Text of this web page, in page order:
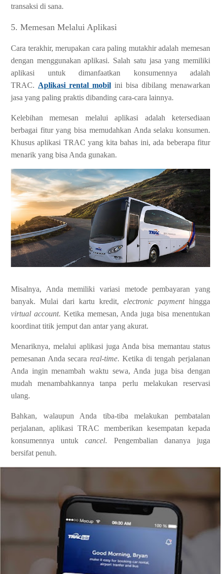
transaksi di sana.
5. Memesan Melalui Aplikasi
Cara terakhir, merupakan cara paling mutakhir adalah memesan
dengan menggunakan aplikasi. Salah satu jasa yang memiliki
aplikasi untuk dimanfaatkan konsumennya adalah
TRAC. Aplikasi rental mobil ini bisa dibilang menawarkan
jasa yang paling praktis dibanding cara-cara lainnya.
Kelebihan memesan melalui aplikasi adalah ketersediaan
berbagai fitur yang bisa memudahkan Anda selaku konsumen.
Khusus aplikasi TRAC yang kita bahas ini, ada beberapa fitur
menarik yang bisa Anda gunakan.
Misalnya, Anda memiliki variasi metode pembayaran yang
banyak. Mulai dari kartu kredit, electronic paymenthingga
virtual account. Ketika memesan, Anda juga bisa menentukan
koordinat titik jemput dan antar yang akurat.
Menariknya, melalui aplikasi juga Anda bisa memantau status
pemesanan Anda secara real-time. Ketika di tengah perjalanan
Anda ingin menambah waktu sewa, Anda juga bisa dengan
mudah menambahkannya tanpa perlu melakukan reservasi
ulang.
Bahkan, walaupun Anda tiba-tiba melakukan pembatalan
perjalanan, aplikasi TRAC memberikan kesempatan kepada
konsumennya untukcancel. Pengembalian dananya juga
bersifat penuh.